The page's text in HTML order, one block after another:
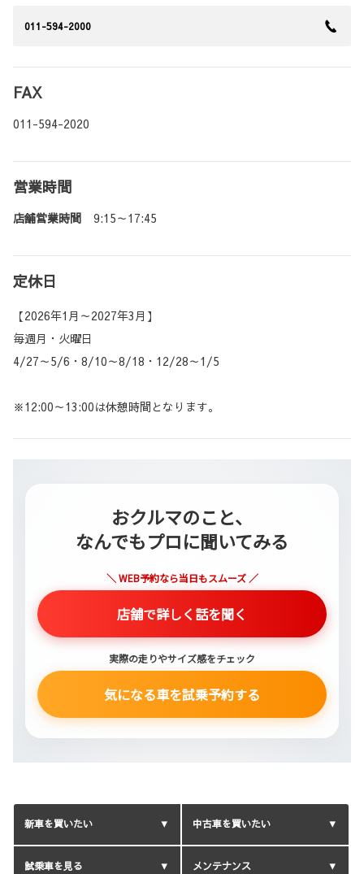
011-594-2000
FAX
011-594-2020
営業時間
店舗営業時間 9:15～17:45
定休日
【2026年1月～2027年3月】
毎週月・火曜日
4/27～5/6・8/10～8/18・12/28～1/5
※12:00～13:00は休憩時間となります。
おクルマのこと、
なんでもプロに聞いてみる
＼ WEB予約なら当日もスムーズ ／
店舗で詳しく話を聞く
実際の走りやサイズ感をチェック
気になる車を試乗予約する
新車を買いたい 中古車を買いたい
試乗車を見る メンテナンス